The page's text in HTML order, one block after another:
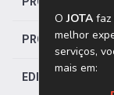
PRO SAÚDE
EDITORIAS